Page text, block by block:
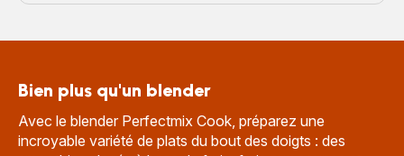
Bien plus qu'un blender
Avec le blender Perfectmix Cook, préparez une
incroyable variété de plats du bout des doigts : des